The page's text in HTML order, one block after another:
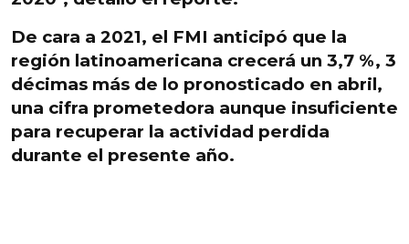
De cara a 2021, el FMI anticipó que la
región latinoamericana crecerá un 3,7 %, 3
décimas más de lo pronosticado en abril,
una cifra prometedora aunque insuficiente
para recuperar la actividad perdida
durante el presente año.